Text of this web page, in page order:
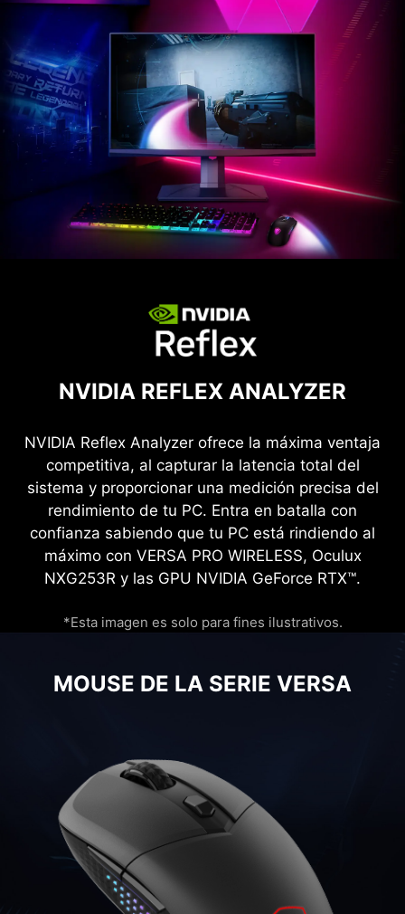
NVIDIA REFLEX ANALYZER
NVIDIA Reflex Analyzer ofrece la máxima ventaja
competitiva, al capturar la latencia total del
sistema y proporcionar una medición precisa del
rendimiento de tu PC. Entra en batalla con
confianza sabiendo que tu PC está rindiendo al
máximo con VERSA PRO WIRELESS, Oculux
NXG253R y las GPU NVIDIA GeForce RTX™.
*Esta imagen es solo para fines ilustrativos.
MOUSE DE LA SERIE VERSA